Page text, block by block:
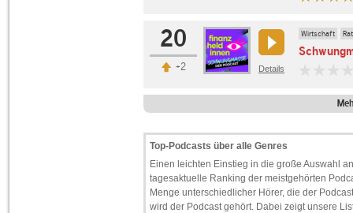
20
+2 Details
Wirtschaft
Top-Podcasts über alle Genres
Einen leichten Einstieg in die große Auswahl
tagesaktuelle Ranking der meistgehörten
Menge unterschiedlicher Hörer, die der
wird der Podcast gehört. Dabei zeigt unsere